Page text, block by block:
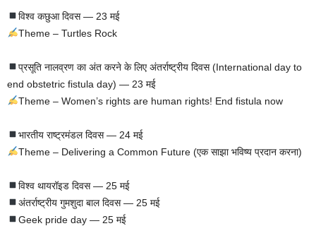
विश्व कछुआ दिवस — 23 मई
Theme – Turtles Rock
प्रसूति नालव्रण का अंत करने के लिए अंतर्राष्ट्रीय दिवस (International day to
end obstetric fistula day) — 23 मई
Theme – Women’s rights are human rights! End fistula now
भारतीय राष्ट्रमंडल दिवस — 24 मई
Theme – Delivering a Common Future (एक साझा भविष्य प्रदान करना)
विश्व थायरॉइड दिवस — 25 मई
अंतर्राष्ट्रीय गुमशुदा बाल दिवस — 25 मई
Geek pride day — 25 मई